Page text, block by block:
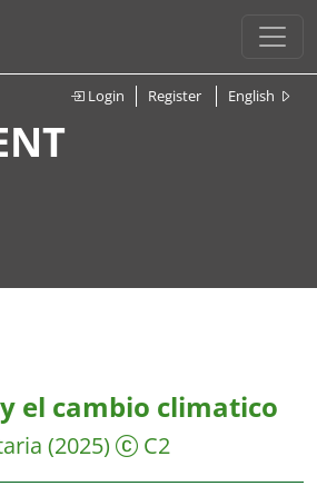
Login Register English
el cambio climatico
(2025) C2